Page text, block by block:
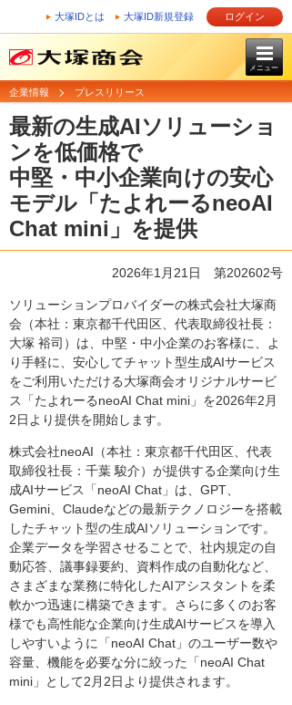
大塚IDとは 大塚ID新規登録 ログイン
メニュー
企業情報 プレスリリース
最新の生成AIソリューショ
ンを低価格で
中堅・中小企業向けの安心
モデル「たよれーるneoAI
Chat mini」を提供
2026年1月21日 第202602号
ソリューションプロバイダーの株式会社大塚商
会（本社：東京都千代田区、代表取締役社長：
大塚 裕司）は、中堅・中小企業のお客様に、よ
り手軽に、安心してチャット型生成AIサービス
をご利用いただける大塚商会オリジナルサービ
ス「たよれーるneoAI Chat mini」を2026年2月
2日より提供を開始します。
株式会社neoAI（本社：東京都千代田区、代表
取締役社長：千葉 駿介）が提供する企業向け生
成AIサービス「neoAI Chat」は、GPT、
Gemini、Claudeなどの最新テクノロジーを搭載
したチャット型の生成AIソリューションです。
企業データを学習させることで、社内規定の自
動応答、議事録要約、資料作成の自動化など、
さまざまな業務に特化したAIアシスタントを柔
軟かつ迅速に構築できます。さらに多くのお客
様でも高性能な企業向け生成AIサービスを導入
しやすいように「neoAI Chat」のユーザー数や
容量、機能を必要な分に絞った「neoAI Chat
mini」として2月2日より提供されます。